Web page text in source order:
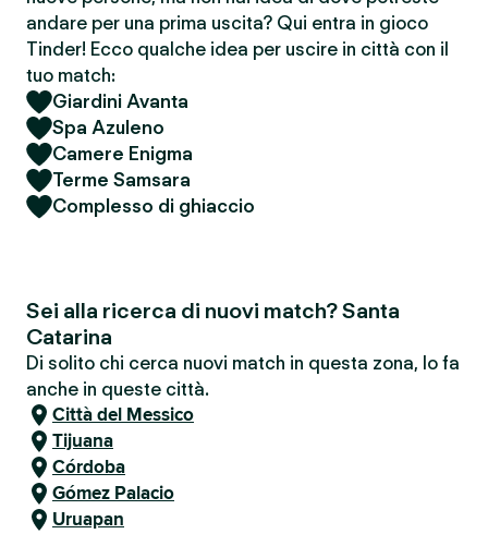
andare per una prima uscita? Qui entra in gioco
Tinder! Ecco qualche idea per uscire in città con il
tuo match:
Giardini Avanta
Spa Azuleno
Camere Enigma
Terme Samsara
Complesso di ghiaccio
Sei alla ricerca di nuovi match? Santa
Catarina
Di solito chi cerca nuovi match in questa zona, lo fa
anche in queste città.
Città del Messico
Tijuana
Córdoba
Gómez Palacio
Uruapan